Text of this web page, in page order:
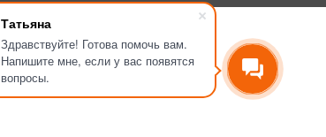
Татьяна
Здравствуйте! Готова помочь вам.
Напишите мне, если у вас появятся
вопросы.